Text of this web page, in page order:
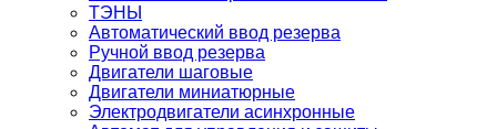
ТЭНЫ
Автоматический ввод резерва
Ручной ввод резерва
Двигатели шаговые
Двигатели миниатюрные
Электродвигатели асинхронные